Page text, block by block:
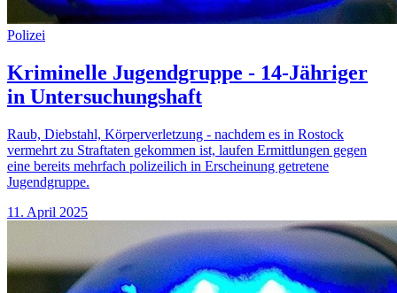
Polizei
Kriminelle Jugendgruppe - 14-Jähriger
in Untersuchungshaft
Raub, Diebstahl, Körperverletzung - nachdem es in Rostock
vermehrt zu Straftaten gekommen ist, laufen Ermittlungen gegen
eine bereits mehrfach polizeilich in Erscheinung getretene
Jugendgruppe.
11. April 2025